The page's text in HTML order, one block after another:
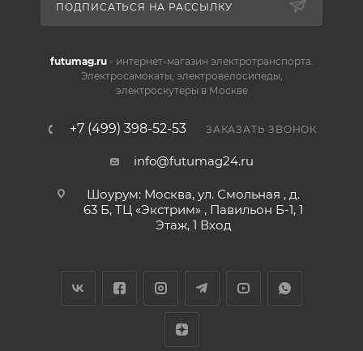
ПОДПИСАТЬСЯ НА РАССЫЛКУ
futumag.ru- интернет-магазин электротранспорта.
Электросамокаты, электровелосипеды,
электроскутеры в Москве
+7 (499) 398-52-53 ЗАКАЗАТЬ ЗВОНОК
info@futumag24.ru
Шоурум: Москва, ул. Смольная , д.
63 Б, ТЦ «Экстрим» , Павильон Б-1, 1
Этаж, 1 Вход